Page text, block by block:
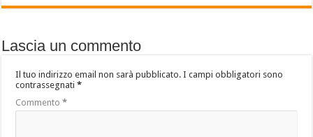
Lascia un commento
Il tuo indirizzo email non sarà pubblicato. I campi obbligatori sono
contrassegnati*
Commento*